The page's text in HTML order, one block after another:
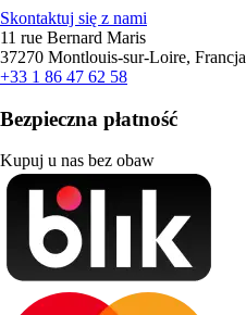
Skontaktuj się z nami
11 rue Bernard Maris
37270 Montlouis-sur-Loire, Francja
+33 1 86 47 62 58
Bezpieczna płatność
Kupuj u nas bez obaw